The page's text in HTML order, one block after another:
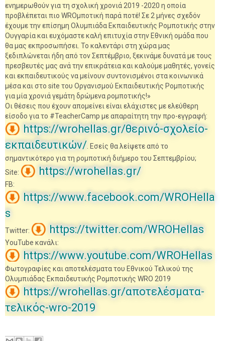
ενημερωθούν για τη σχολική χρονιά 2019 -2020 η οποία
προβλέπεται πιο WROμποτική παρά ποτέ! Σε 2 μήνες σχεδόν
έχουμε την επίσημη Ολυμπιάδα Εκπαιδευτικής Ρομποτικής στην
Ουγγαρία και ευχόμαστε καλή επιτυχία στην Εθνική ομάδα που
θα μας εκπροσωπήσει. Το καλεντάρι στη χώρα μας
ξεδιπλώνεται ήδη από τον Σεπτέμβριο, ξεκινάμε δυνατά με τους
πρεσβευτές μας ανά την επικράτεια και καλούμε μαθητές, γονείς
και εκπαιδευτικούς να μείνουν συντονισμένοι στα κοινωνικά
μέσα και στο site του Οργανισμού Εκπαιδευτικής Ρομποτικής
για μία χρονιά γεμάτη δρώμενα ρομποτικής!»
Οι θέσεις που έχουν απομείνει είναι ελάχιστες με ελεύθερη
είσοδο για το #TeacherCamp με απαραίτητη την προ-εγγραφή:
https://wrohellas.gr/θερινό-σχολείο-
εκπαιδευτικών/ . Εσείς θα λείψετε από το
σημαντικότερο για τη ρομποτική διήμερο του Σεπτεμβρίου;
Site:
https://wrohellas.gr/
FB:
https://www.facebook.com/WROHella
s
Twitter: https://twitter.com/WROHellas
YouTube κανάλι:
https://www.youtube.com/WROHellas
Φωτογραφίες και αποτελέσματα του Εθνικού Τελικού της
Ολυμπιάδας Εκπαιδευτικής Ρομποτικής WRO 2019
https://wrohellas.gr/αποτελέσματα-
τελικός-wro-2019